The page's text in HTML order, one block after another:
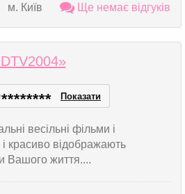
м. Київ Ще немає відгуків
******** Показати
весільні фільми і
і красиво відображають
Вашого життя....